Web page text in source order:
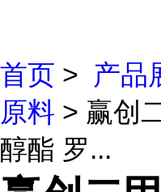
首页 > 产品
原料 > 赢创
醇酯 罗...